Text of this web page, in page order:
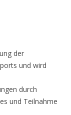
der
und wird
durch
und Teilnahme